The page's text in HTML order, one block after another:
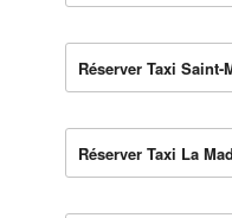
Réserver Taxi Saint-
Réserver Taxi La